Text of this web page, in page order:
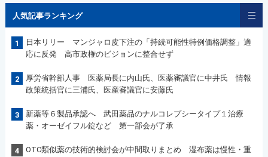
人気記事ランキング
1
日本リリー マンジャロ皮下注の「持続可能性特例価格調整」適
応に反発 高市政権のビジョンに整合せず
2
厚労省幹部人事 医薬局長に内山氏、医薬審議官に中井氏 情報
政策統括官に三浦氏、医産審議官に安藤氏
3
新薬等６製品承認へ 武田薬品のナルコレプシータイプ１治療
薬・オーゼイフル錠など 第一部会が了承
4
OTC類似薬の技術的検討会が中間取りまとめ 湿布薬は慢性・重